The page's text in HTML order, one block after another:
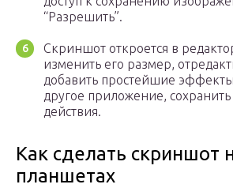
“Разрешить”.
Скриншот откроется в
изменить его размер,
добавить простейшие
другое приложение, сохранить
действия.
Как сделать скриншот
планшетах